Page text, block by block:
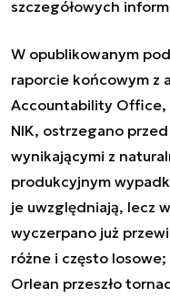
szczegółowych
W opublikowanym
raporcie końcowym z
Accountability Office,
NIK, ostrzegano
wynikającymi z
produkcyjnym
je uwzględniają, lecz
wyczerpano już
różne i często
Orlean przeszło